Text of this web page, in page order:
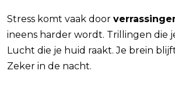
Stress komt vaak door
ineens harder wordt. Trillingen die
Lucht die je huid raakt. Je brein
Zeker in de nacht.